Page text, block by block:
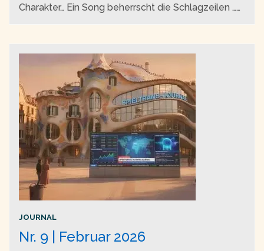
Charakter… Ein Song beherrscht die Schlagzeilen …
JOURNAL
Nr. 9 | Februar 2026